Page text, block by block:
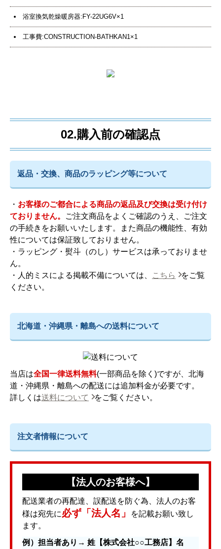
浴室換気乾燥暖房器:FY-22UG6V×1
工事費:CONSTRUCTION-BATHKAN1×1
02.購入前の確認点
返品・交換、商品のラッピング等について
・ お客様のご都合による商品の返品及び交換は受け付け
ておりません。
ご注文商品をよくご確認のうえ、ご注文
の手続きをお願いいたします。また商品の機能性、有効
性については保証致しておりません。
・ラッピング・熨斗（のし）サービスは承っておりませ
ん。
・人的ミスによる掲載不備については、
こちら
をご覧
ください。
北海道・沖縄県・離島への送料について
当店は全国一律送料無料(一部商品を除く)ですが、北海
道・沖縄県・離島への配送には追加料金が必要です。
詳しくは送料について をご覧ください。
注文者情報について
【法人のお客様へ】
配送業者の再配達、誤配送を防ぐ為、法人のお客
様は宛先に必ず「法人名」
を記載お願い致し
ます。
例）担当者あり→ 姓【株式会社○○工務店】名